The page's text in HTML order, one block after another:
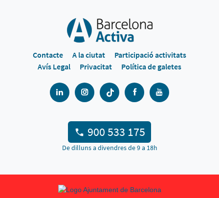
Contacte A la ciutat
Participació activitats
Avís Legal
Privacitat Política de galetes
900 533 175
De dilluns a divendres de 9 a 18h